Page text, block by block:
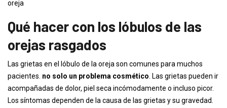
oreja
Qué hacer con los lóbulos de las
orejas rasgados
Las grietas en el lóbulo de la oreja son comunes para muchos
pacientes. no solo un problema cosmético . Las grietas pueden ir
acompañadas de dolor, piel seca incómodamente o incluso picor.
Los síntomas dependen de la causa de las grietas y su gravedad.